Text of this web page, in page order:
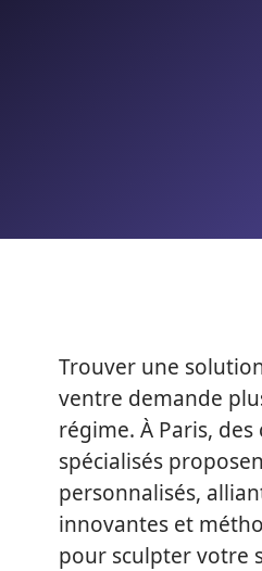
Trouver une
ventre demande
régime. À Paris, des
spécialisés
personnalisés,
innovantes et
pour sculpter votre